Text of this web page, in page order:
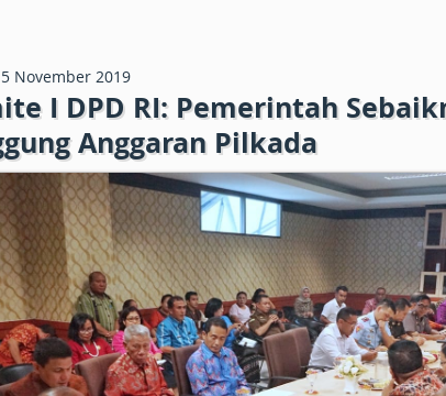
November 2019
I DPD RI: Pemerintah
Anggaran Pilkada